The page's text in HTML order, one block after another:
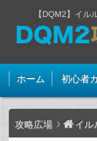
【DQM2】イル
ホーム 初心者
攻略広場 イ